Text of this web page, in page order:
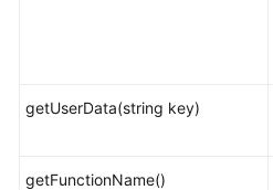
皮
源
getUserData(string key)
getFunctionName()